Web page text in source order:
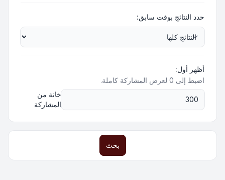
حدد النتائج بوقت سابق:
أظهر أول:
اضبط إلى 0 لعرض المشاركة كاملة.
خانة من
المشاركة
بحث